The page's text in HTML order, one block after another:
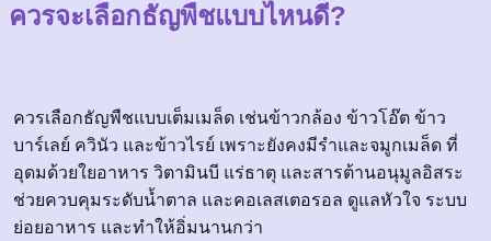
ควรจะเลือกธัญพืชแบบไหนดี?
ควรเลือกธัญพืชแบบเต็มเมล็ด เช่นข้าวกล้อง ข้าวโอ๊ต ข้าว
บาร์เลย์ ควินัว และข้าวไรย์ เพราะยังคงมีรำและจมูกเมล็ด ที่
อุดมด้วยใยอาหาร วิตามินบี แร่ธาตุ และสารต้านอนุมูลอิสระ
ช่วยควบคุมระดับน้ำตาล และคอเลสเตอรอล ดูแลหัวใจ ระบบ
ย่อยอาหาร และทำให้อิ่มนานกว่า